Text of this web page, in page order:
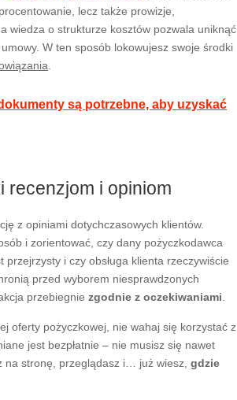
lecz także prowizje,
wiedza o strukturze kosztów pozwala uniknąć
W ten sposób lokowujesz swoje środki
są potrzebne, aby uzyskać
recenzjom i opiniom
z opiniami dotychczasowych klientów.
i zorientować, czy dany pożyczkodawca
i czy obsługa klienta rzeczywiście
przed wyborem niesprawdzonych
przebiegnie zgodnie z oczekiwaniami
oferty pożyczkowej, nie wahaj się korzystać z
jest bezpłatnie – nie musisz się nawet
na stronę, przeglądasz i… już wiesz, gdzie